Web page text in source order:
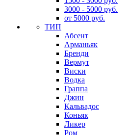
3000 - 5000 руб.
от 5000 руб.
ТИП
Абсент
Арманьяк
Бренди
Вермут
Виски
Водка
Граппа
Джин
Кальвадос
Коньяк
Ликер
Ром